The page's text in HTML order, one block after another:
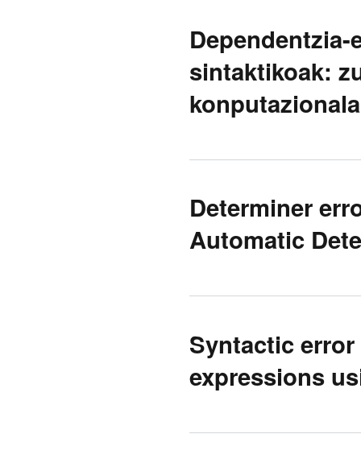
sintaktikoak:
konputazionala
Determiner
Automatic
Syntactic
expressions